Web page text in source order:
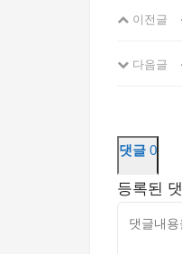
이전글
다음글
댓글 0
등록된